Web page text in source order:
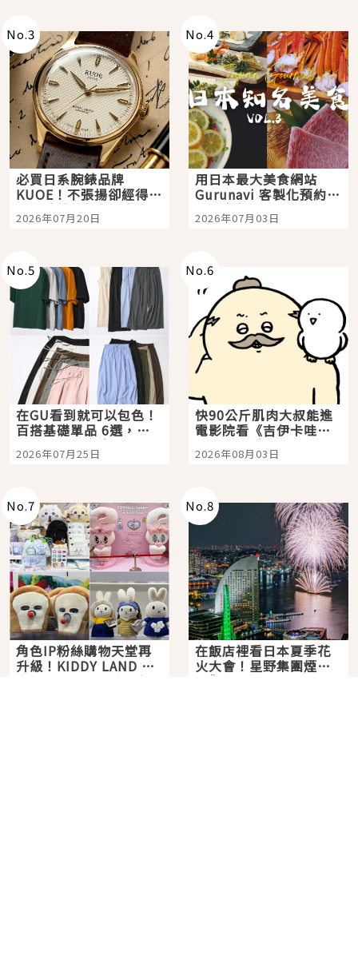
No.3
必買日系腕錶品牌
KUOE！不張揚卻經得起
時間洗鍊的經典之作五
選
2026年07月20日
No.4
用日本最大美食網站
Gurunavi 客製化預約九
大都市餐廳，打造專屬
美食體驗！
2026年07月03日
No.5
在GU看到就可以包色！
百搭基礎單品 6選，閉
眼全收也不心疼
2026年07月25日
No.6
快90公斤肌肉大叔能進
電影院看《吉伊卡哇》
嗎？日本重金屬樂團
「打首」會長與nagano
2026年08月03日
No.7
角色IP粉絲購物天堂再
升級！KIDDY LAND 原
宿店吉伊卡哇迎客，新
No.8
在飯店裡看日本夏季花
火大會！星野集團煙火
景觀飯店6選，讓你不用